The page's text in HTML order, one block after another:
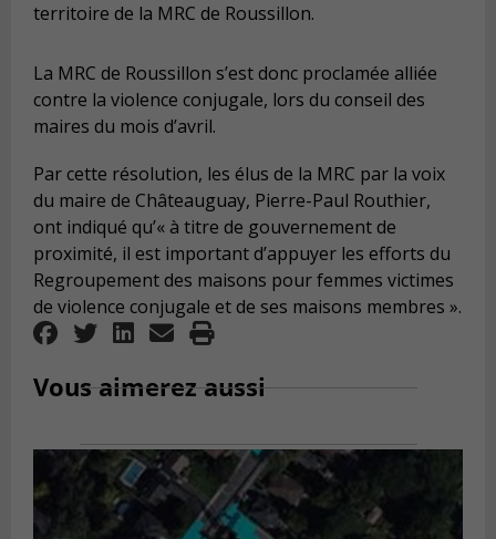
territoire de la MRC de Roussillon.
La MRC de Roussillon s’est donc proclamée alliée
contre la violence conjugale, lors du conseil des
maires du mois d’avril.
Par cette résolution, les élus de la MRC par la voix
du maire de Châteauguay, Pierre-Paul Routhier,
ont indiqué qu’« à titre de gouvernement de
proximité, il est important d’appuyer les efforts du
Regroupement des maisons pour femmes victimes
de violence conjugale et de ses maisons membres ».
Vous aimerez aussi